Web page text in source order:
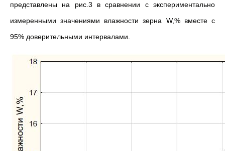
представлены на рис.3 в сравнении с экспериментально
измеренными значениями влажности зерна W,% вместе с
95% доверительными интервалами.